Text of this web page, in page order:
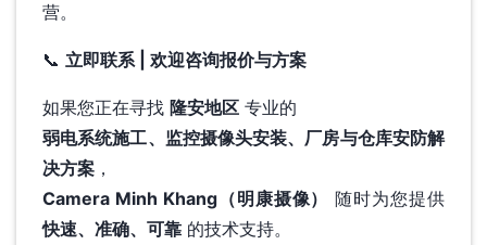
营。
📞 立即联系 | 欢迎咨询报价与方案
如果您正在寻找 隆安地区 专业的
弱电系统施工、监控摄像头安装、厂房与仓库安防解
决方案 ，
Camera Minh Khang（明康摄像）
随时为您提供
快速、准确、可靠 的技术支持。